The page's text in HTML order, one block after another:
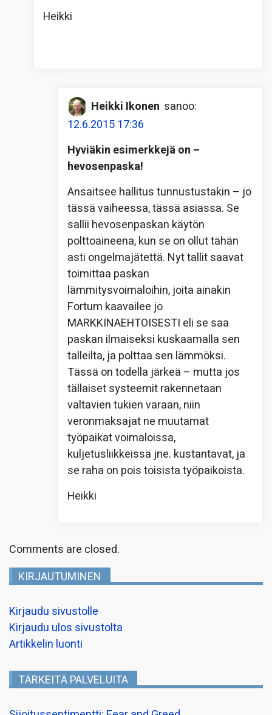
Heikki
Heikki Ikonen sanoo:
12.6.2015 17:36
Hyviäkin esimerkkejä on –
hevosenpaska!
Ansaitsee hallitus tunnustustakin – jo
tässä vaiheessa, tässä asiassa. Se
sallii hevosenpaskan käytön
polttoaineena, kun se on ollut tähän
asti ongelmajätettä. Nyt tallit saavat
toimittaa paskan
lämmitysvoimaloihin, joita ainakin
Fortum kaavailee jo
MARKKINAEHTOISESTI eli se saa
paskan ilmaiseksi kuskaamalla sen
talleilta, ja polttaa sen lämmöksi.
Tässä on todella järkeä – mutta jos
tällaiset systeemit rakennetaan
valtavien tukien varaan, niin
veronmaksajat ne muutamat
työpaikat voimaloissa,
kuljetusliikkeissä jne. kustantavat, ja
se raha on pois toisista työpaikoista.
Heikki
Comments are closed.
KIRJAUTUMINEN
Kirjaudu sivustolle
Kirjaudu ulos sivustolta
Artikkelin luonti
TÄRKEITÄ PALVELUITA